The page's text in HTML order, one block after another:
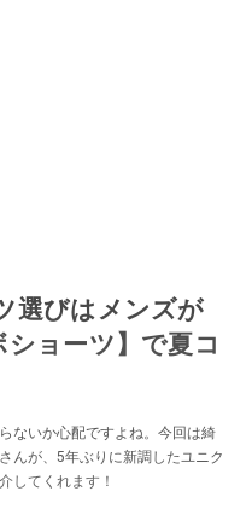
選びはメンズが
ョーツ】で夏コ
ないか心配ですよね。今回は綺
んが、5年ぶりに新調したユニク
してくれます！